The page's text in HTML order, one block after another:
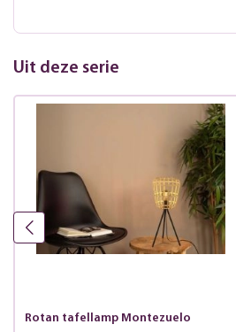
Uit deze serie
Rotan tafellamp Montezuelo